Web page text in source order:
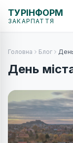
ТУРІНФОРМ
ЗАКАРПАТТЯ
Головна Блог
День